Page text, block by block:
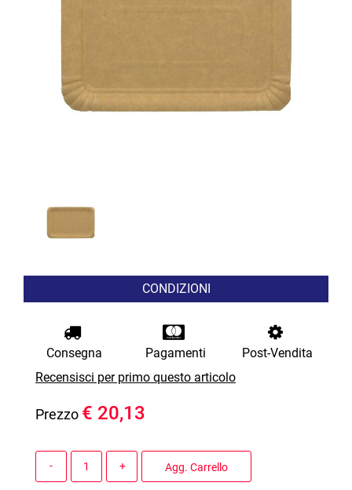
CONDIZIONI
Consegna Pagamenti
Post-Vendita
Recensisci per primo questo articolo
Prezzo € 20,13
Agg. Carrello